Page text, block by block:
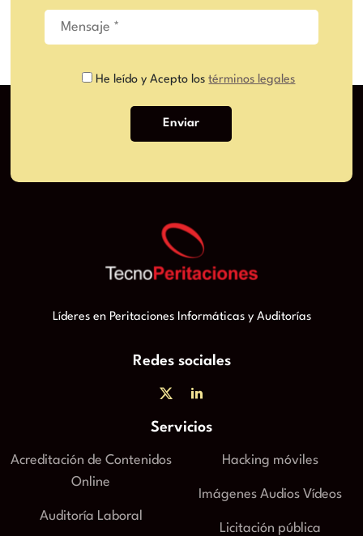
He leído y Acepto lostérminos legales
Líderes en Peritaciones Informáticas y Auditorías
Redes sociales
Servicios
Acreditación de Contenidos
Online
Auditoría Laboral
Hacking móviles
Imágenes Audios Vídeos
Licitación pública